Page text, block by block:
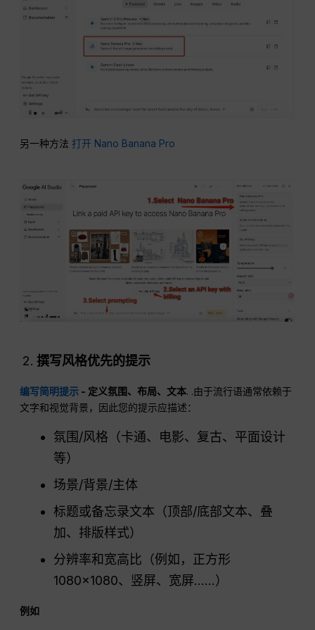
另一种方法打开 Nano Banana Pro
撰写风格优先的提示
编写简明提示 - 定义氛围、布局、文本. .由于流行语通常依赖于
文字和视觉背景，因此您的提示应描述：
氛围/风格（卡通、电影、复古、平面设计
等）
场景/背景/主体
标题或备忘录文本（顶部/底部文本、叠
加、排版样式）
分辨率和宽高比（例如，正方形
1080×1080、竖屏、宽屏......）
例如